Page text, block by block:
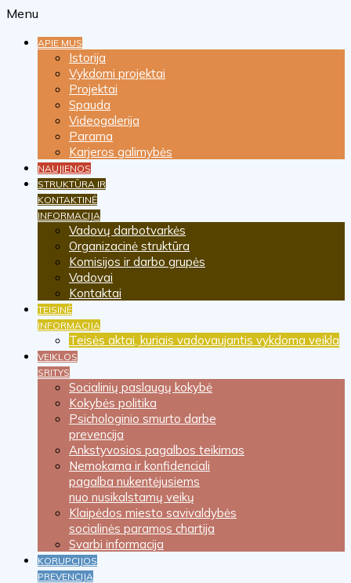
Menu
APIE MUS
Istorija
Vykdomi projektai
Projektai
Spauda
Videogalerija
Parama
Karjeros galimybės
NAUJIENOS
STRUKTŪRA IR
KONTAKTINĖ
INFORMACIJA
Vadovų darbotvarkės
Organizacinė struktūra
Komisijos ir darbo grupės
Vadovai
Kontaktai
TEISINĖ
INFORMACIJA
Teisės aktai, kuriais vadovaujantis vykdoma veikla
VEIKLOS
SRITYS
Socialinių paslaugų kokybė
Kokybės politika
Psichologinio smurto darbe
prevencija
Ankstyvosios pagalbos teikimas
Nemokama ir konfidenciali
pagalba nukentėjusiems
nuo nusikalstamų veikų
Klaipėdos miesto savivaldybės
socialinės paramos chartija
Svarbi informacija
KORUPCIJOS
PREVENCIJA